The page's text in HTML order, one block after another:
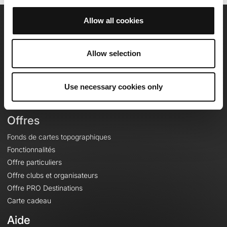
Allow all cookies
Allow selection
Use necessary cookies only
OpenRunner
À propos
Le Mag'
Offres
Fonds de cartes topographiques
Fonctionnalités
Offre particuliers
Offre clubs et organisateurs
Offre PRO Destinations
Carte cadeau
Aide